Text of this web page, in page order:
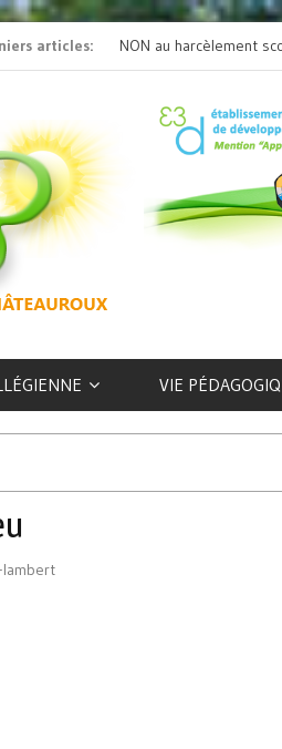
articles NON au harcèlement
VIE